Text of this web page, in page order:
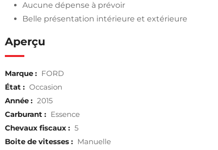
Aucune dépense à prévoir
Belle présentation intérieure et extérieure
Aperçu
Marque : FORD
État : Occasion
Année : 2015
Carburant : Essence
Chevaux fiscaux : 5
Boite de vitesses : Manuelle